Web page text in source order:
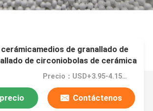
de granallado de
de circoniobolas de cerámica
Precio：USD+3.95-4.15+Kg
Contáctenos